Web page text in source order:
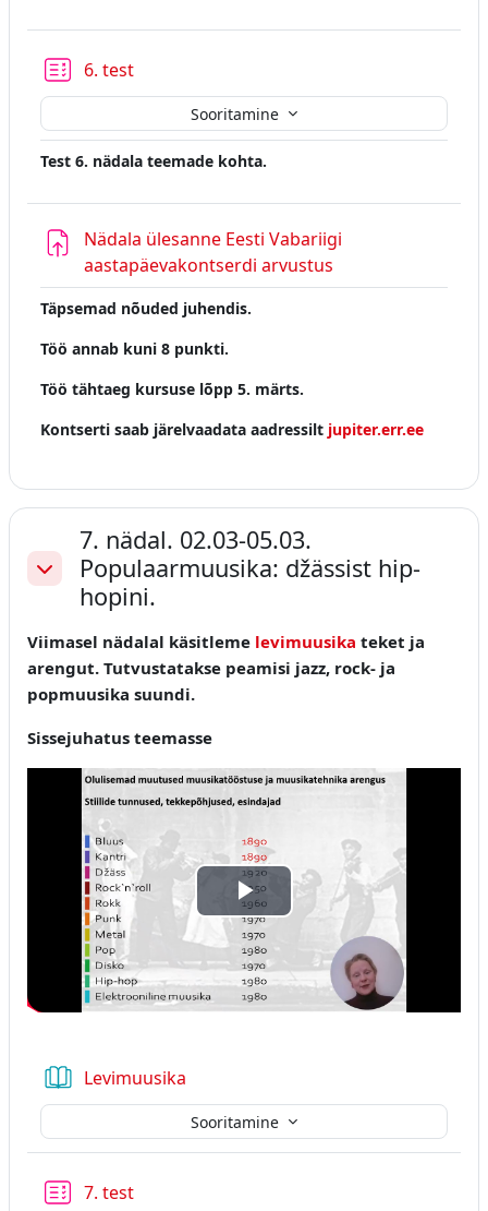
6. test
Sooritamine
Test 6. nädala teemade kohta.
Nädala ülesanne Eesti Vabariigi
aastapäevakontserdi arvustus
Täpsemad nõuded juhendis.
Töö annab kuni 8 punkti.
Töö tähtaeg kursuse lõpp 5. märts.
Kontserti saab järelvaadata aadressilt jupiter.err.ee
Ahenda
7. nädal. 02.03-05.03.
Populaarmuusika: džässist hip-
hopini.
Viimasel nädalal käsitleme levimuusika teket ja
arengut. Tutvustatakse peamisi jazz, rock- ja
popmuusika suundi.
Sissejuhatus teemasse
Esita
video
Levimuusika
Sooritamine
7. test